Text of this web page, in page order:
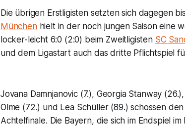
Die übrigen Erstligisten setzten sich dagegen
Münchenhielt in der noch jungen Saison eine
locker-leicht 6:0 (2:0) beim Zweitligisten SC
und dem Ligastart auch das dritte Pflichtspiel
Jovana Damnjanovic (7.), Georgia Stanway
Olme (72.) und Lea Schüller (89.) schossen
Achtelfinale. Die Bayern, die sich im Endspiel